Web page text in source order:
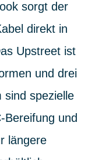
sorgt der
direkt in
Upstreet ist
und drei
sind spezielle
Bereifung und
längere